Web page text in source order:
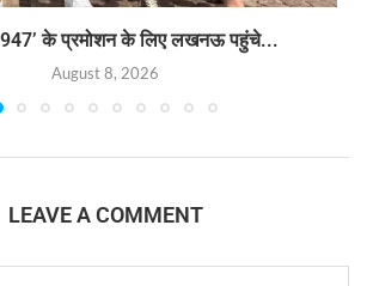
1947’ के प्रमोशन के लिए लखनऊ पहुंचे...
August 8, 2026
LEAVE A COMMENT